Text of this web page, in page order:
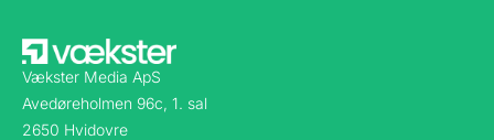
Vækster Media ApS
Avedøreholmen 96c, 1. sal
2650 Hvidovre